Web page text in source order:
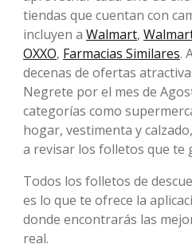
tiendas que cuentan con
incluyen a Walmart,
OXXO, Farmacias Similares.
decenas de ofertas
Negrete por el mes de
categorías como
hogar, vestimenta y
a revisar los folletos que te
Todos los folletos de
es lo que te ofrece la
donde encontrarás las
real.